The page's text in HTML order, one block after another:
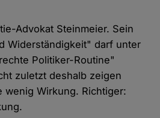
Advokat Steinmeier. Sein
Widerständigkeit" darf unter
Politiker-Routine"
zuletzt deshalb zeigen
wenig Wirkung. Richtiger: